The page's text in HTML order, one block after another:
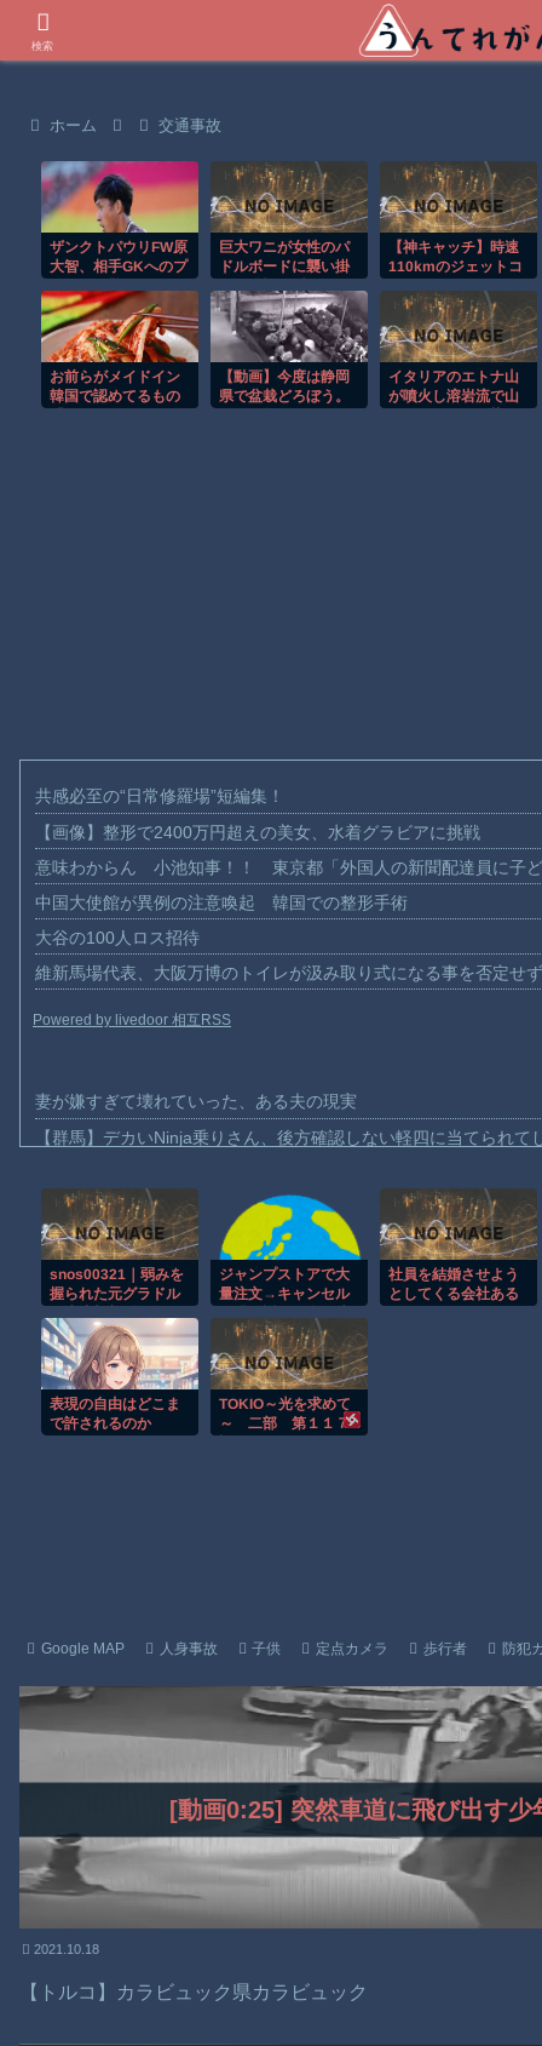
ホーム 交通事故
ザンクトパウリFW原
大智、相手GKへのプ
ル！プレシーズンマ
ッチで存在感
巨大ワニが女性のパ
ドルボードに襲い掛
【神キャッチ】時速
110kmのジェットコ
た靴を奇跡のキャッ
チ！全員大歓喜ｗ
お前らがメイドイン
韓国で認めてるもの
【動画】今度は静岡
県で盆栽どろぼう。
イタリアのエトナ山
が噴火し溶岩流で山
共感必至の“日常修羅場”短編集！
【画像】整形で2400万円超えの美女、水着グラビアに挑戦
意味わからん 小池知事！！ 東京都「外国人の新聞配達員に子
中国大使館が異例の注意喚起 韓国での整形手術
大谷の100人ロス招待
維新馬場代表、大阪万博のトイレが汲み取り式になる事を否定せ
Powered by livedoor 相互RSS
妻が嫌すぎて壊れていった、ある夫の現実
【群馬】デカいNinja乗りさん、後方確認しない軽四に当てられて
【動画】DJI Neo2で釣りの自撮りをしようとした男の悲劇（ノ∇`
【動画】タイのティパンコーン王子が日本人女性とデートか？
お前らがメイドイン韓国で認めてるもの 「キムチ」あと3つは？
【動画】これはお見事。中国重慶市で珍しい事故が撮影される。
【画像】十二支合体！！ところでその前足、猫じゃね？
【動画】ロシア軍のドローンをネット発射装置で撃墜するウクラ
snos00321｜弱みを
握られた元グラドル
もギリギリ限界の水
着で犯●れる 紫堂る
い｜エスワン ナンバ
ーワンスタイル｜紫
堂るい
ジャンプストアで大
量注文→キャンセル
捕 「注文で欲求が
満たされた」総額43
億円
社員を結婚させよう
としてくる会社ある
表現の自由はどこま
で許されるのか
TOKIO～光を求めて
～ 二部 第１１７
Google MAP 人身事故 子供 定点カメラ 歩行者 防犯
[動画0:25] 突然車道に飛び出す少
2021.10.18
【トルコ】カラビュック県カラビュック
検索